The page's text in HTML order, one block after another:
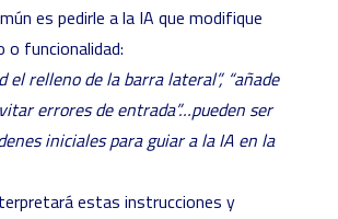
es pedirle a la IA que modifique
o funcionalidad:
el relleno de la barra lateral”, “añade
errores de entrada”…pueden ser
iniciales para guiar a la IA en la
estas instrucciones y